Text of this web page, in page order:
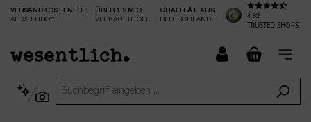
springen
VERSANDKOSTENFREI
AB 49 EURO**
ÜBER 1,2 MIO.
VERKAUFTE ÖLE
QUALITÄT AUS
DEUTSCHLAND
4.82
TRUSTED SHOPS